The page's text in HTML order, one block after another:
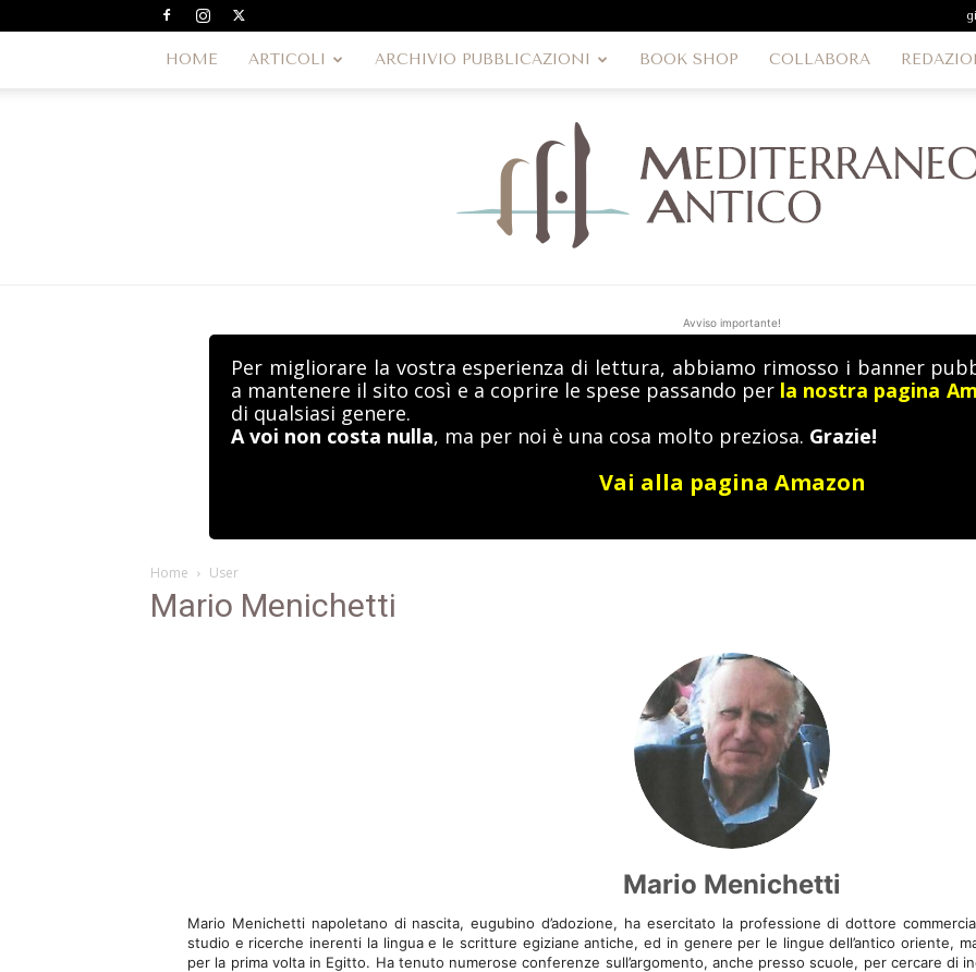
HOME ARTICOLI ARCHIVIO PUBBLICAZIONI BOOK SHOP COLLABORA
MediterraneoAntico
Avviso importante!
Per migliorare la vostra esperienza di lettura, abbiamo rimosso i banner
a mantenere il sito così e a coprire le spese passando per la nostra pagina
di qualsiasi genere.
A voi non costa nulla, ma per noi è una cosa molto preziosa. Grazie!
Vai alla pagina Amazon
Home User
Mario Menichetti
Mario Menichetti
Mario Menichetti napoletano di nascita, eugubino d’adozione, ha esercitato la professione di dottore
studio e ricerche inerenti la lingua e le scritture egiziane antiche, ed in genere per le lingue dell’antico oriente,
per la prima volta in Egitto. Ha tenuto numerose conferenze sull’argomento, anche presso scuole, per cercare di